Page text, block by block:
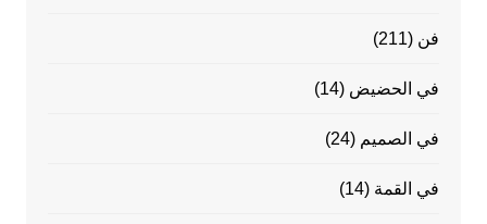
فن (211)
في الحضيض (14)
في الصميم (24)
في القمة (14)